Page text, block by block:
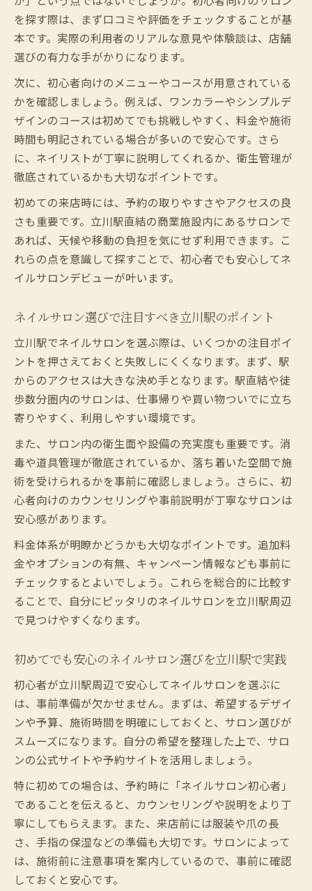
を探す際は、まず口コミや評価をチェックすることが基
本です。実際の利用者のリアルな意見や体験談は、店舗
選びの有力な手がかりになります。
次に、初心者向けのメニューやコースが用意されている
かを確認しましょう。例えば、ワンカラーやシンプルデ
ザインのコースは初めてでも挑戦しやすく、料金や施術
時間も明記されている場合が多いので安心です。さら
に、ネイリストが丁寧に説明してくれるか、衛生管理が
徹底されているかも大切なポイントです。
初めての来店時には、予約の取りやすさやアクセスの良
さも重要です。立川駅直結の商業施設内にあるサロンで
あれば、天候や移動の負担を気にせず利用できます。こ
れらの点を意識して探すことで、初心者でも安心してネ
イルサロンデビューが叶います。
ネイルサロン選びで注目すべき立川駅のポイント
立川駅でネイルサロンを選ぶ際は、いくつかの注目ポイ
ントを押さえておくと失敗しにくくなります。まず、駅
からのアクセスは大きな決め手となります。駅直結や徒
歩数分圏内のサロンは、仕事帰りや買い物ついでに立ち
寄りやすく、利用しやすい環境です。
また、サロン内の衛生面や設備の充実度も重要です。消
毒や道具管理が徹底されているか、落ち着いた空間で施
術を受けられるかを事前に確認しましょう。さらに、初
心者向けのカウンセリングや事前説明が丁寧なサロンは
安心感があります。
料金体系が明瞭かどうかも大切なポイントです。追加料
金やオプションの有無、キャンペーン情報なども事前に
チェックするとよいでしょう。これらを総合的に比較す
ることで、自分にピッタリのネイルサロンを立川駅周辺
で見つけやすくなります。
初めてでも安心のネイルサロン選びを立川駅で実践
初心者が立川駅周辺で安心してネイルサロンを選ぶに
は、事前準備が欠かせません。まずは、希望するデザイ
ンや予算、施術時間を明確にしておくと、サロン選びが
スムーズになります。自分の希望を整理した上で、サロ
ンの公式サイトや予約サイトを活用しましょう。
特に初めての場合は、予約時に「ネイルサロン初心者」
であることを伝えると、カウンセリングや説明をより丁
寧にしてもらえます。また、来店前には服装や爪の長
さ、手指の保湿などの準備も大切です。サロンによって
は、施術前に注意事項を案内しているので、事前に確認
しておくと安心です。